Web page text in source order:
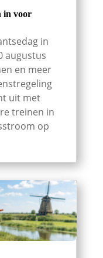
in voor
in
augustus
en meer
uit met
treinen in
op